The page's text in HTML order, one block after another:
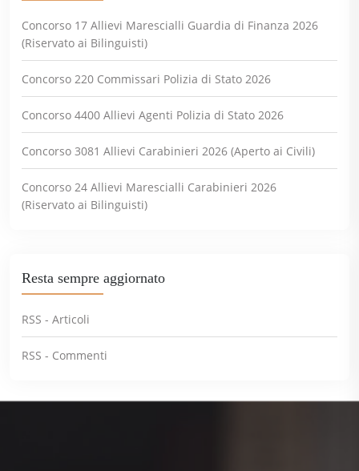
Concorso 17 Allievi Marescialli Guardia di Finanza 2026
(Riservato ai Bilinguisti)
Concorso 220 Commissari Polizia di Stato 2026
Concorso 4400 Allievi Agenti Polizia di Stato 2026
Concorso 3081 Allievi Carabinieri 2026 (Aperto ai Civili)
Concorso 24 Allievi Marescialli Carabinieri 2026
(Riservato ai Bilinguisti)
Resta sempre aggiornato
RSS - Articoli
RSS - Commenti